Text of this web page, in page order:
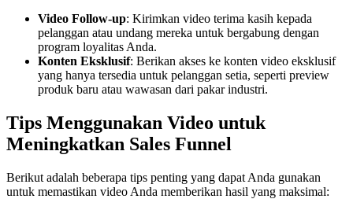
Video Follow-up: Kirimkan video terima kasih kepada
pelanggan atau undang mereka untuk bergabung dengan
program loyalitas Anda.
Konten Eksklusif: Berikan akses ke konten video eksklusif
yang hanya tersedia untuk pelanggan setia, seperti preview
produk baru atau wawasan dari pakar industri.
Tips Menggunakan Video untuk
Meningkatkan Sales Funnel
Berikut adalah beberapa tips penting yang dapat Anda gunakan
untuk memastikan video Anda memberikan hasil yang maksimal: